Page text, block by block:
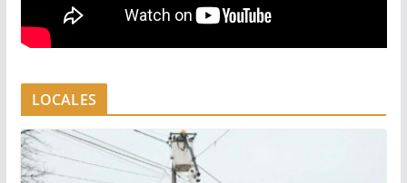
LOCALES